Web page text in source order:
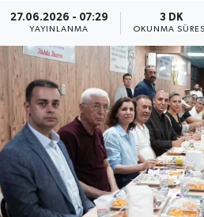
27.06.2026 - 07:29
YAYINLANMA
3 DK
OKUNMA
Asayiş
Dünya
Eğitim
Sağlık
Magazin
Haber Arşivi